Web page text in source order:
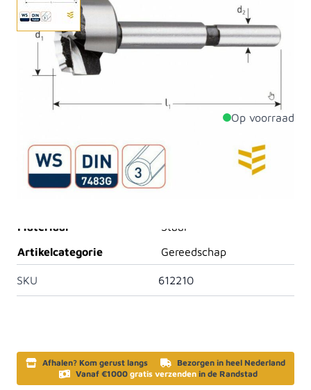
Bestel een verlengstuk voor uw cilinderboorkop.
Beschikbaar in de afmetingen 8 x 330 mm en 10 x
Op voorraad
Productdetails
Diameter
Materiaal
Staal
Artikelcategorie
Gereedschap
SKU 612210
Afhalen? Kom gerust langs
Bezorgen in heel Nederland
Vanaf €1000 gratis verzenden in de Randstad